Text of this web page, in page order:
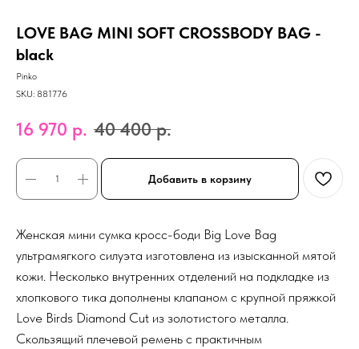
LOVE BAG MINI SOFT CROSSBODY BAG -
black
Pinko
SKU: 881776
16 970 р. 40 400 р.
Добавить в корзину
Женская мини сумка кросс-боди Big Love Bag
ультрамягкого силуэта изготовлена из изысканной мятой
кожи. Несколько внутренних отделений на подкладке из
хлопкового тика дополнены клапаном с крупной пряжкой
Love Birds Diamond Cut из золотистого металла.
Скользящий плечевой ремень с практичным